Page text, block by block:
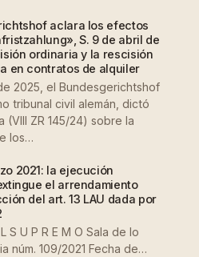
aclara los efectos
S. 9 de abril de
ordinaria y la rescisión
en contratos de alquiler
2025, el Bundesgerichtshof
tribunal civil alemán, dictó
(VIII ZR 145/24) sobre la
los…
2021: la ejecución
el arrendamiento
del art. 13 LAU dada por
S U P R E M O Sala de lo
núm. 109/2021 Fecha de…